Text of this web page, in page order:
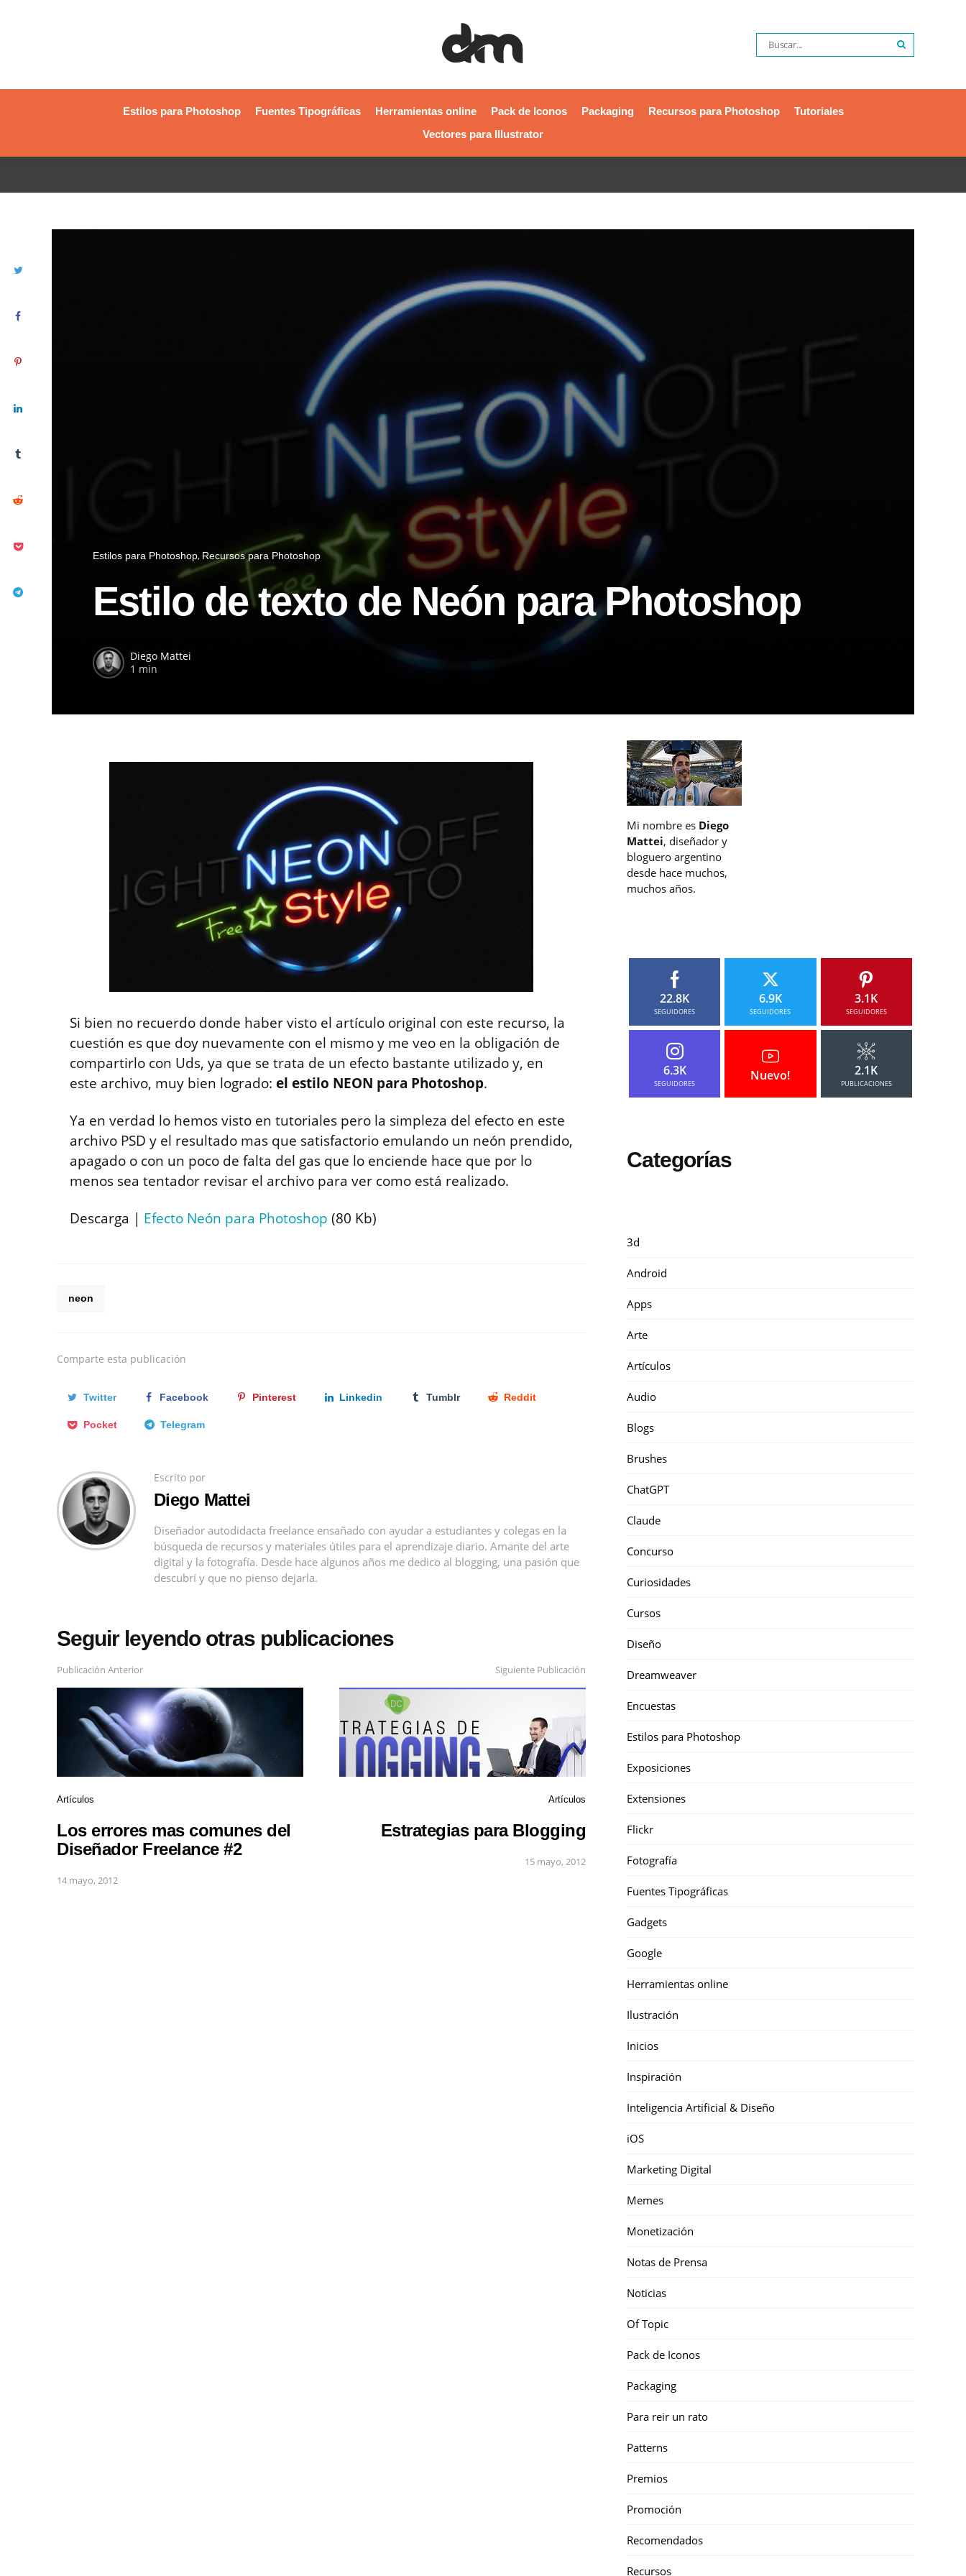
Estilos para Photoshop Fuentes Tipográficas Herramientas online Pack de Iconos Packaging Recursos para Photoshop
Tutoriales
Vectores para Illustrator
Estilos para Photoshop Recursos para Photoshop
Estilo de texto de Neón para Photoshop
Diego Mattei
1 min
Si bien no recuerdo donde haber visto el artículo original con este recurso, la
cuestión es que doy nuevamente con el mismo y me veo en la obligación de
compartirlo con Uds, ya que se trata de un efecto bastante utilizado y, en
este archivo, muy bien logrado: el estilo NEON para Photoshop.
Ya en verdad lo hemos visto en tutoriales pero la simpleza del efecto en este
archivo PSD y el resultado mas que satisfactorio emulando un neón prendido,
apagado o con un poco de falta del gas que lo enciende hace que por lo
menos sea tentador revisar el archivo para ver como está realizado.
Descarga | Efecto Neón para Photoshop (80 Kb)
neon
Comparte esta publicación
Twitter Facebook Pinterest Linkedin Tumblr Reddit
Pocket Telegram
Escrito por
Diego Mattei
Diseñador autodidacta freelance ensañado con ayudar a estudiantes y colegas en la
búsqueda de recursos y materiales útiles para el aprendizaje diario. Amante del arte
digital y la fotografía. Desde hace algunos años me dedico al blogging, una pasión que
descubrí y que no pienso dejarla.
Seguir leyendo otras publicaciones
Publicación Anterior
Artículos
Los errores mas comunes del
Diseñador Freelance #2
14 mayo, 2012
Siguiente Publicación
Artículos
Estrategias para Blogging
15 mayo, 2012
Mi nombre es Diego
Mattei, diseñador y
bloguero argentino
desde hace muchos,
muchos años.
22.8K
SEGUIDORES
6.9K
SEGUIDORES
3.1K
SEGUIDORES
6.3K
SEGUIDORES
Nuevo! 2.1K
PUBLICACIONES
Categorías
3d
Android
Apps
Arte
Artículos
Audio
Blogs
Brushes
ChatGPT
Claude
Concurso
Curiosidades
Cursos
Diseño
Dreamweaver
Encuestas
Estilos para Photoshop
Exposiciones
Extensiones
Flickr
Fotografía
Fuentes Tipográficas
Gadgets
Google
Herramientas online
Ilustración
Inicios
Inspiración
Inteligencia Artificial & Diseño
iOS
Marketing Digital
Memes
Monetización
Notas de Prensa
Noticias
Of Topic
Pack de Iconos
Packaging
Para reir un rato
Patterns
Premios
Promoción
Recomendados
Recursos